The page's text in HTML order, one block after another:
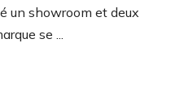
un showroom et deux
se ...